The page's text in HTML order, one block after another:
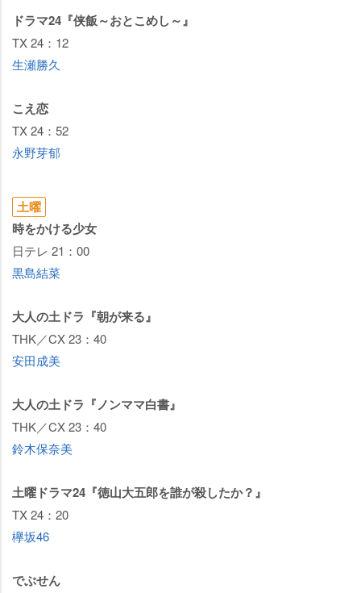
ドラマ24『侠飯～おとこめし～』
TX 24：12
生瀬勝久
こえ恋
TX 24：52
永野芽郁
土曜
時をかける少女
日テレ 21：00
黒島結菜
大人の土ドラ『朝が来る』
THK／CX 23：40
安田成美
大人の土ドラ『ノンママ白書』
THK／CX 23：40
鈴木保奈美
土曜ドラマ24『徳山大五郎を誰が殺したか？』
TX 24：20
欅坂46
でぶせん